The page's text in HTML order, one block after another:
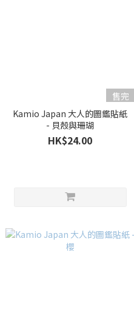
售完
Kamio Japan 大人的圖鑑貼紙
- 貝殼與珊瑚
HK$24.00